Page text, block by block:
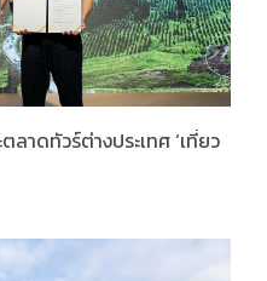
ลาดทัวร์ต่างประเทศ ‘เที่ยว